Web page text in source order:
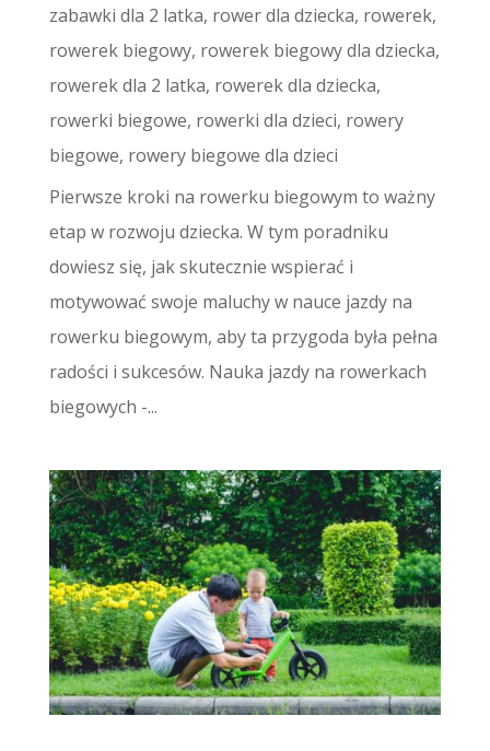
zabawki dla 2 latka, rower dla dziecka, rowerek,
rowerek biegowy, rowerek biegowy dla dziecka,
rowerek dla 2 latka, rowerek dla dziecka,
rowerki biegowe, rowerki dla dzieci, rowery
biegowe, rowery biegowe dla dzieci
Pierwsze kroki na rowerku biegowym to ważny
etap w rozwoju dziecka. W tym poradniku
dowiesz się, jak skutecznie wspierać i
motywować swoje maluchy w nauce jazdy na
rowerku biegowym, aby ta przygoda była pełna
radości i sukcesów. Nauka jazdy na rowerkach
biegowych -...